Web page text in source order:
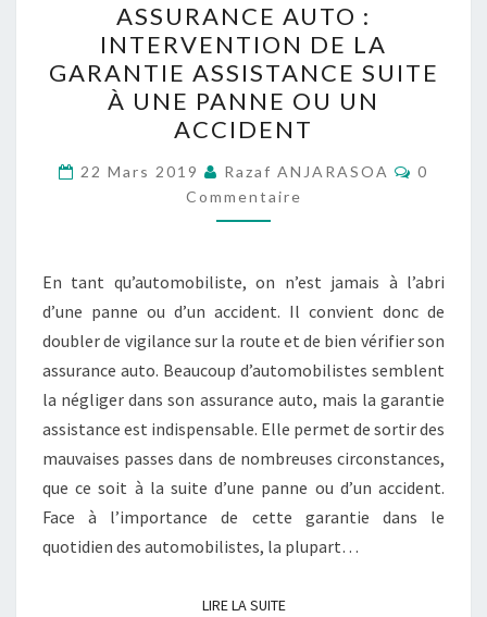
AUTO :
INTERVENTION
DE
LA
GARANTIE
ASSISTANCE
SUITE
À
PANNE
OU
UN
ACCIDENT
ASSURANCE AUTO :
INTERVENTION DE LA
GARANTIE ASSISTANCE SUITE
À UNE PANNE OU UN
ACCIDENT
22 Mars 2019 Razaf ANJARASOA
0
Commentaire
En tant qu’automobiliste, on n’est jamais à l’abri
d’une panne ou d’un accident. Il convient donc de
doubler de vigilance sur la route et de bien vérifier son
assurance auto. Beaucoup d’automobilistes semblent
la négliger dans son assurance auto, mais la garantie
assistance est indispensable. Elle permet de sortir des
mauvaises passes dans de nombreuses circonstances,
que ce soit à la suite d’une panne ou d’un accident.
Face à l’importance de cette garantie dans le
quotidien des automobilistes, la plupart…
LIRE LA SUITELIRE LA SUITE